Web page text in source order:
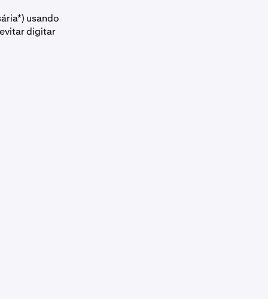
usando
digitar